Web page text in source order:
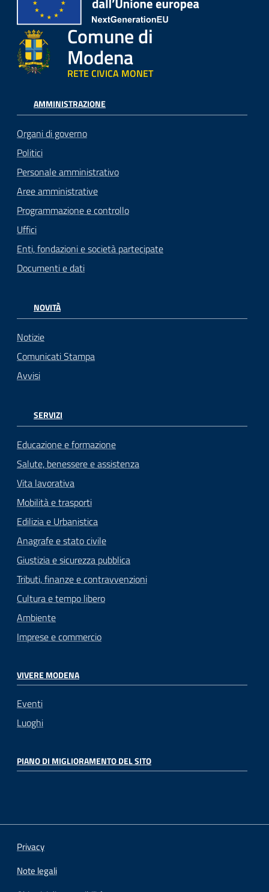
Comune di
Modena
RETE CIVICA MONET
AMMINISTRAZIONE
Organi di governo
Politici
Personale amministrativo
Aree amministrative
Programmazione e controllo
Uffici
Enti, fondazioni e società partecipate
Documenti e dati
NOVITÀ
Notizie
Comunicati Stampa
Avvisi
SERVIZI
Educazione e formazione
Salute, benessere e assistenza
Vita lavorativa
Mobilità e trasporti
Edilizia e Urbanistica
Anagrafe e stato civile
Giustizia e sicurezza pubblica
Tributi, finanze e contravvenzioni
Cultura e tempo libero
Ambiente
Imprese e commercio
VIVERE MODENA
Eventi
Luoghi
PIANO DI MIGLIORAMENTO DEL SITO
Privacy
Note legali